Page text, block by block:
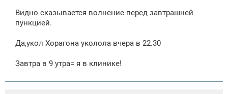
и
Видно сказывается волнение перед завтрашней
пункцией.
Да,укол Хорагона уколола вчера в 22.30
Завтра в 9 утра= я в клинике!